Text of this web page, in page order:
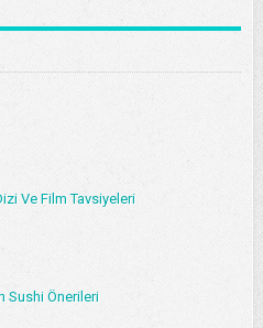
Ve Film Tavsiyeleri
Sushi Önerileri